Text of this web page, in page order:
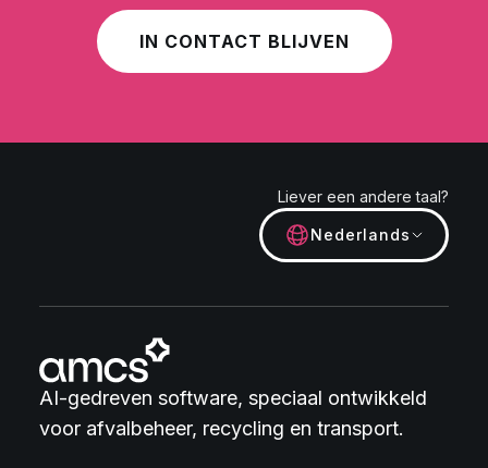
IN CONTACT BLIJVEN
Liever een andere taal?
Nederlands
AI-gedreven software, speciaal ontwikkeld
voor afvalbeheer, recycling en transport.